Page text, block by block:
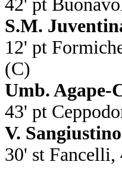
42' pt
S.M.
12' pt
(C)
Umb. Agape-
43' pt
V.
30' st Fancelli,